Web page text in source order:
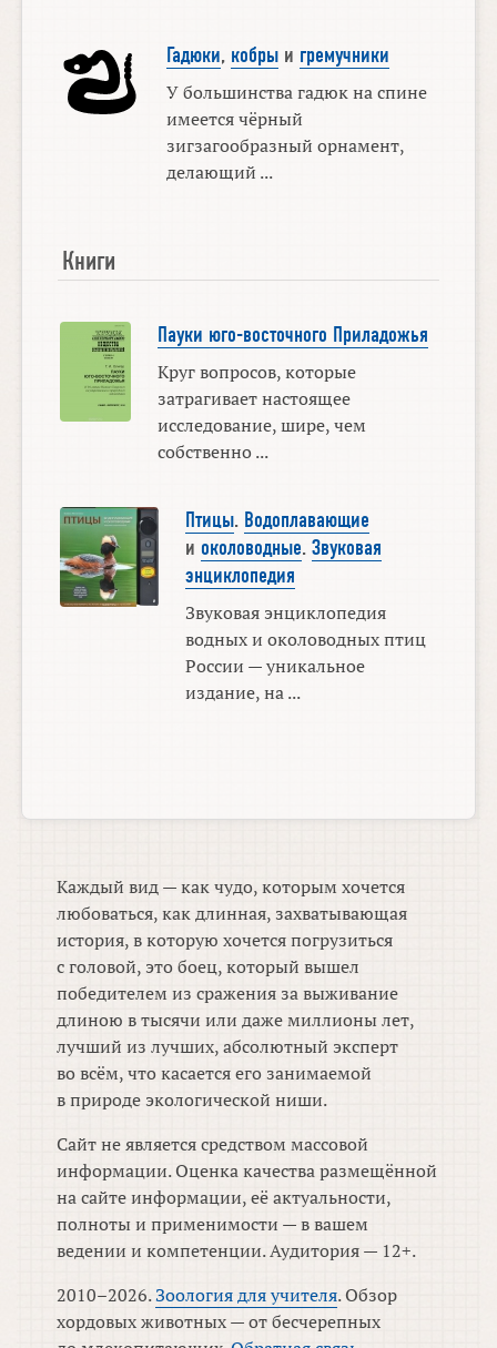
Гадюки, кобрыи гремучники
У большинства гадюк на спине
имеется чёрный
зигзагообразный орнамент,
делающий ...
Книги
Пауки юго-восточного Приладожья
Круг вопросов, которые
затрагивает настоящее
исследование, шире, чем
собственно ...
Птицы. Водоплавающие
и околоводные. Звуковая
энциклопедия
Звуковая энциклопедия
водных и околоводных птиц
России — уникальное
издание, на ...
Каждый вид — как чудо, которым хочется
любоваться, как длинная, захватывающая
история, в которую хочется погрузиться
с головой, это боец, который вышел
победителем из сражения за выживание
длиною в тысячи или даже миллионы лет,
лучший из лучших, абсолютный эксперт
во всём, что касается его занимаемой
в природе экологической ниши.
Сайт не является средством массовой
информации. Оценка качества размещённой
на сайте информации, её актуальности,
полноты и применимости — в вашем
ведении и компетенции. Аудитория — 12+.
2010–2026.Зоология для учителя. Обзор
хордовых животных — от бесчерепных